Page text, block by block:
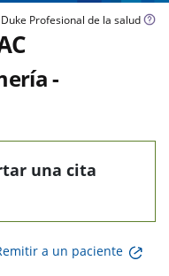
Duke Profesional de la salud
-
una cita
a un paciente